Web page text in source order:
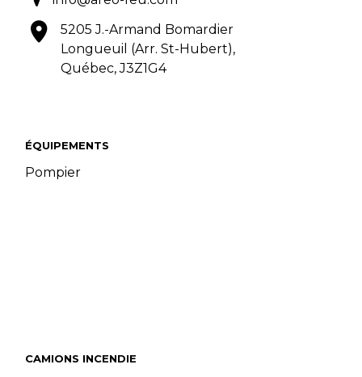
ÉQUIPEMENTS
Pompier
CAMIONS INCENDIE
5205 J.-Armand Bomardier
Longueuil (Arr. St-Hubert),
Québec, J3Z1G4